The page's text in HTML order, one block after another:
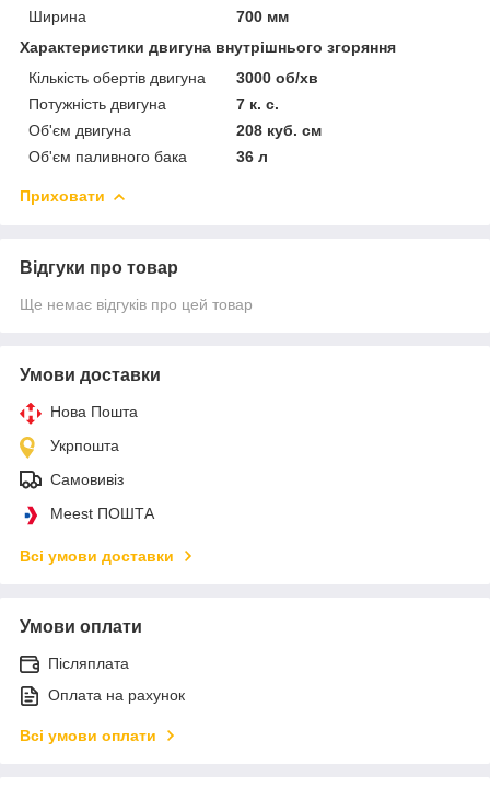
Ширина
700 мм
Характеристики двигуна внутрішнього згоряння
Кількість обертів двигуна
3000 об/хв
Потужність двигуна
7 к. с.
Об'єм двигуна
208 куб. см
Об'єм паливного бака
36 л
Приховати
Відгуки про товар
Ще немає відгуків про цей товар
Умови доставки
Нова Пошта
Укрпошта
Самовивіз
Meest ПОШТА
Всі умови доставки
Умови оплати
Післяплата
Оплата на рахунок
Всі умови оплати